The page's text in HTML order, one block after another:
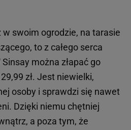
swoim ogrodzie, na tarasie
to z całego serca
można złapać go
zł. Jest niewielki,
osoby i sprawdzi się nawet
Dzięki niemu chętniej
a poza tym, że